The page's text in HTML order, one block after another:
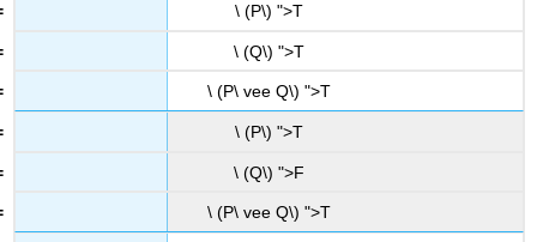
\ (P\) ">T
\ (Q\) ">T
\ (P\ vee Q\) ">T
\ (P\) ">T
\ (Q\) ">F
\ (P\ vee Q\) ">T